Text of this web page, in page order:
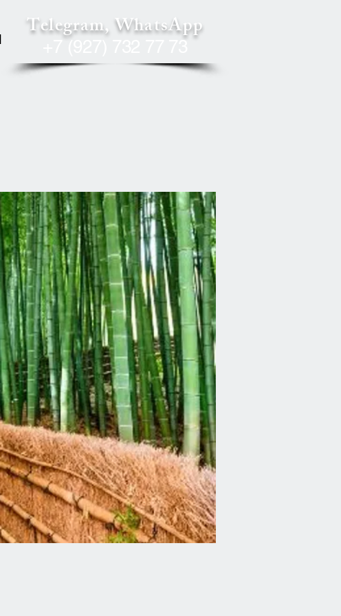
Telegram, WhatsApp
+7 (927) 732 77 73